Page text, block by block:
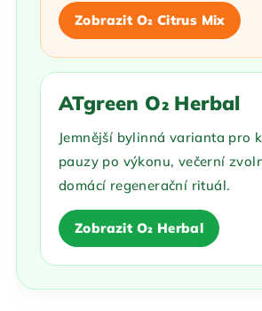
Zobrazit O₂ Citrus Mix
ATgreen O₂ Herbal
Jemnější bylinná varianta pro
pauzy po výkonu, večerní
domácí regenerační rituál.
Zobrazit O₂ Herbal